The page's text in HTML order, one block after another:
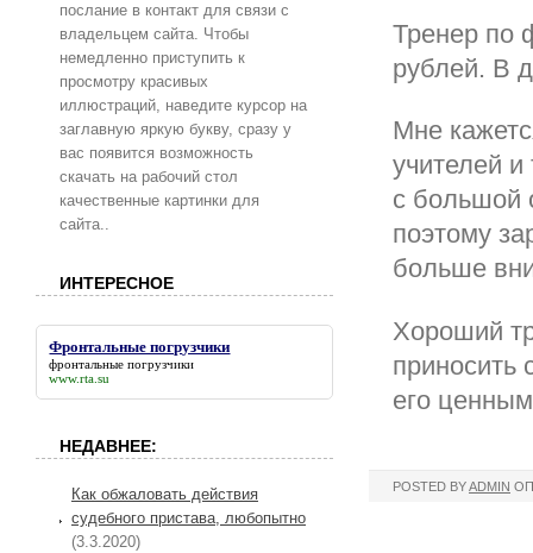
Тренер по
рублей. В
Мне
учителей
с большой
поэтому
больше
Хороший
приносить
его
POSTED BYADMIN
послание в контакт для связи с
владельцем сайта. Чтобы
немедленно приступить к
просмотру красивых
иллюстраций, наведите курсор на
заглавную яркую букву, сразу у
вас появится возможность
скачать на рабочий стол
качественные картинки для
сайта..
ИНТЕРЕСНОЕ
Фронтальные погрузчики
фронтальные погрузчики
www.rta.su
НЕДАВНЕЕ:
Как обжаловать действия
судебного пристава, любопытно
(3.3.2020)